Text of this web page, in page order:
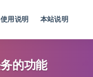
用说明 本站说明
的功能